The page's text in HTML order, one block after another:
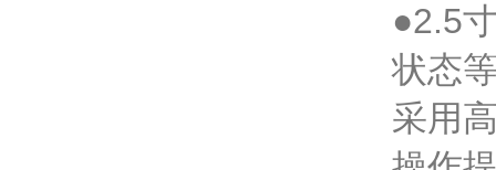
●2.5
状态
采用